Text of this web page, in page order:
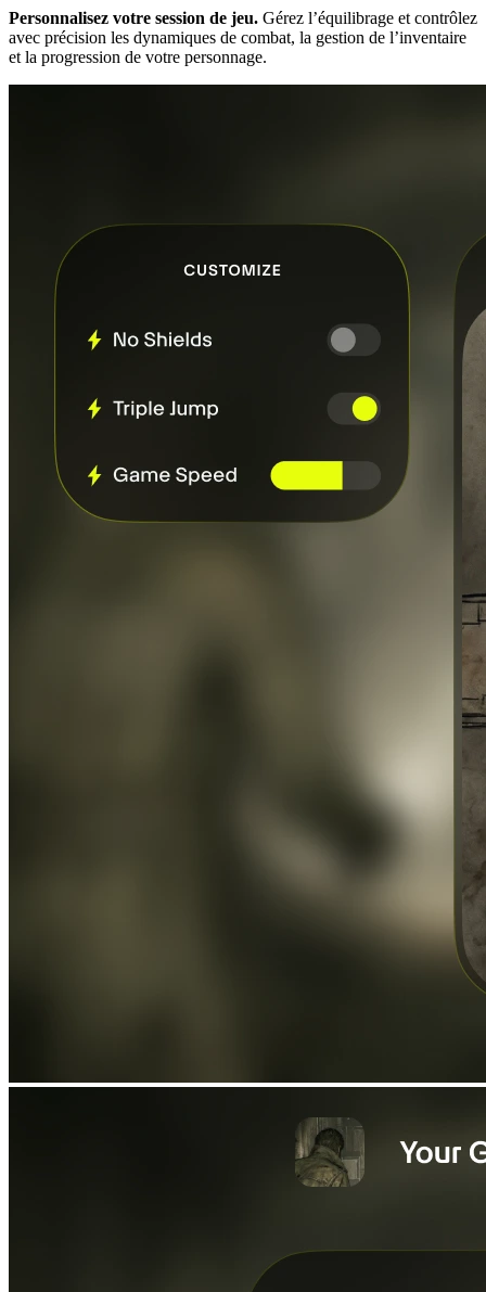
Personnalisez votre session de jeu. Gérez l’équilibrage et contrôlez
avec précision les dynamiques de combat, la gestion de l’inventaire
et la progression de votre personnage.